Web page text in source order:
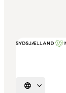
Vælg sprog